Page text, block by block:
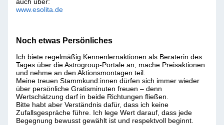
www.esolita.de
Noch etwas Persönliches
Ich biete regelmäßig Kennenlernaktionen als Beraterin des
Tages über die Astrogroup-Portale an, mache Preisaktionen
und nehme an den Aktionsmontagen teil.
Meine treuen Stammkund:innen dürfen sich immer wieder
über persönliche Gratisminuten freuen – denn
Wertschätzung darf in beide Richtungen fließen.
Bitte habt aber Verständnis dafür, dass ich keine
Zufallsgespräche führe. Ich lege Wert darauf, dass jede
Begegnung bewusst gewählt ist und respektvoll beginnt.